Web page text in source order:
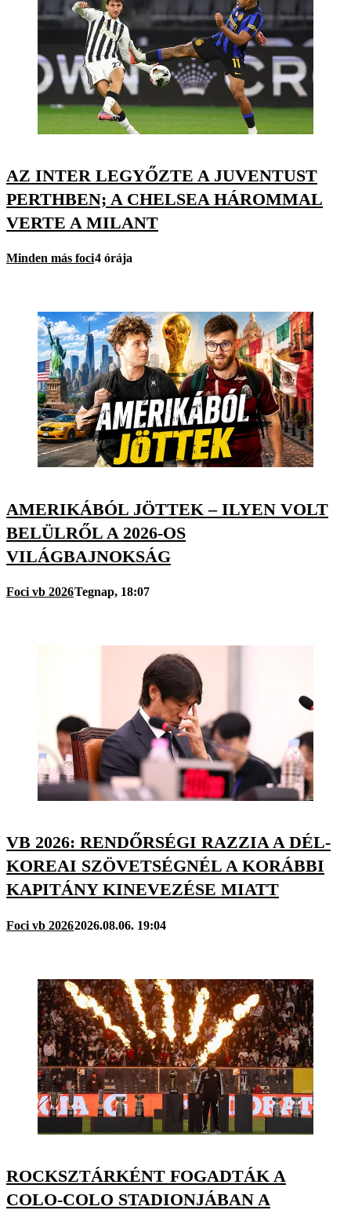
AZ INTER LEGYŐZTE A JUVENTUST
PERTHBEN; A CHELSEA HÁROMMAL
VERTE A MILANT
Minden más foci4 órája
AMERIKÁBÓL JÖTTEK – ILYEN VOLT
BELÜLRŐL A 2026-OS
VILÁGBAJNOKSÁG
Foci vb 2026Tegnap, 18:07
VB 2026: RENDŐRSÉGI RAZZIA A DÉL-
KOREAI SZÖVETSÉGNÉL A KORÁBBI
KAPITÁNY KINEVEZÉSE MIATT
Foci vb 20262026.08.06. 19:04
ROCKSZTÁRKÉNT FOGADTÁK A
COLO-COLO STADIONJÁBAN A